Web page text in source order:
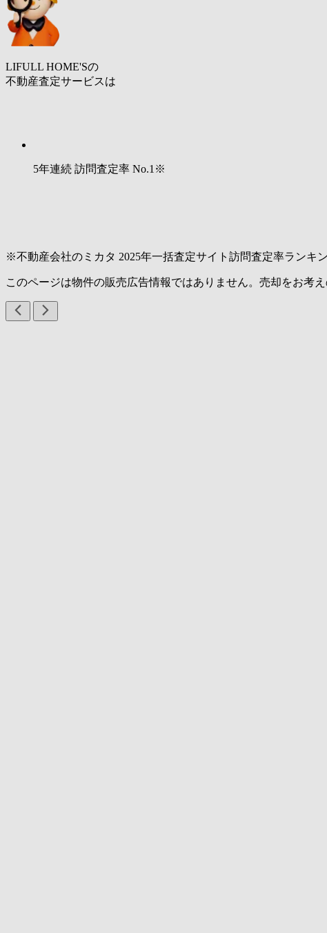
LIFULL HOME'Sの
不動産査定サービスは
5年連続 訪問査定率 No.1 ※
※不動産会社のミカタ 2025年一括査定サイト訪問査定率ランキ
このページは物件の販売広告情報ではありません。売却をお考